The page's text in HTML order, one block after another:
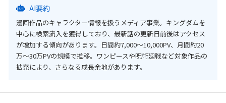
AI要約
漫画作品のキャラクター情報を扱うメディア事業。キングダムを
中心に検索流入を獲得しており、最新話の更新日前後はアクセス
が増加する傾向があります。日間約7,000〜10,000PV、月間約20
万〜30万PVの規模で推移。ワンピースや呪術廻戦など対象作品の
拡充により、さらなる成長余地があります。